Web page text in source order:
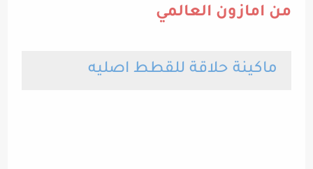
من امازون العالمي
ماكينة حلاقة للقطط اصليه